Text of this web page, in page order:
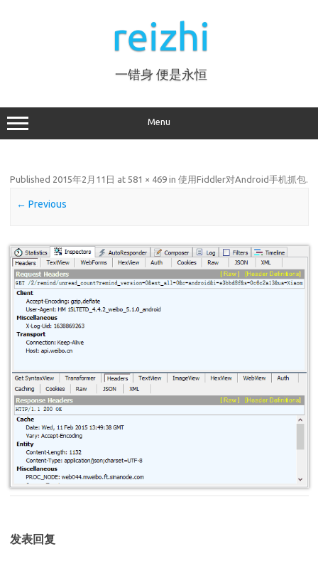
reizhi
一错身 便是永恒
Menu
Published 2015年2月11日 at 581 × 469 in 使用Fiddler对Android手机抓包.
← Previous
发表回复